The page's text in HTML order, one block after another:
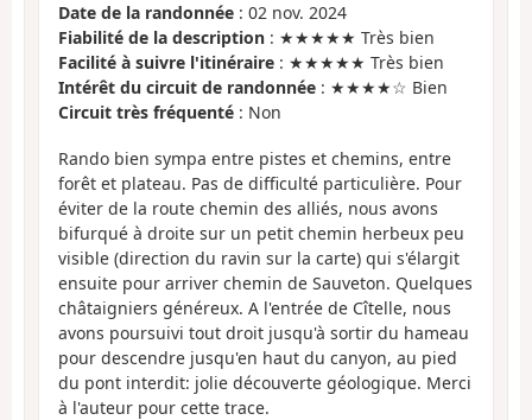
Date de la randonnée : 02 nov. 2024
Fiabilité de la description : ★★★★★ Très bien
Facilité à suivre l'itinéraire : ★★★★★ Très bien
Intérêt du circuit de randonnée : ★★★★☆ Bien
Circuit très fréquenté : Non
Rando bien sympa entre pistes et chemins, entre
forêt et plateau. Pas de difficulté particulière. Pour
éviter de la route chemin des alliés, nous avons
bifurqué à droite sur un petit chemin herbeux peu
visible (direction du ravin sur la carte) qui s'élargit
ensuite pour arriver chemin de Sauveton. Quelques
châtaigniers généreux. A l'entrée de Cîtelle, nous
avons poursuivi tout droit jusqu'à sortir du hameau
pour descendre jusqu'en haut du canyon, au pied
du pont interdit: jolie découverte géologique. Merci
à l'auteur pour cette trace.